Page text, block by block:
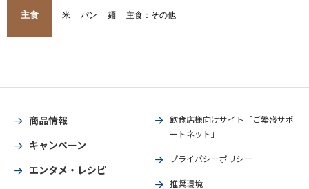
主食 米 パン 麺 主食：その他
商品情報
キャンペーン
エンタメ・レシピ
飲食店様向けサイト「ご繁盛サポ
ートネット」
プライバシーポリシー
推奨環境